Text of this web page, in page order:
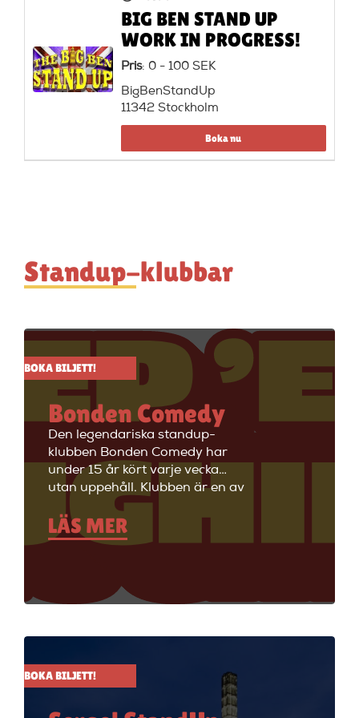
BIG BEN STAND UP
WORK IN PROGRESS!
Pris: 0 - 100 SEK
BigBenStandUp
11342 Stockholm
Boka nu
Standup-klubbar
BOKA BILJETT!
Bonden Comedy
Den legendariska standup-
klubben Bonden Comedy har
under 15 år kört varje vecka
utan uppehåll. Klubben är en av
Stockholms äldsta
standupklubbar och är känd för
att ha de bästa komikerna i
välkommen till Big Ben Stand
LÄS MER
BOKA BILJETT!